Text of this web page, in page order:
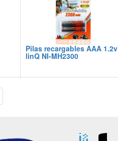
Pilas recargables AAA 1.2v
linQ NI-MH2300